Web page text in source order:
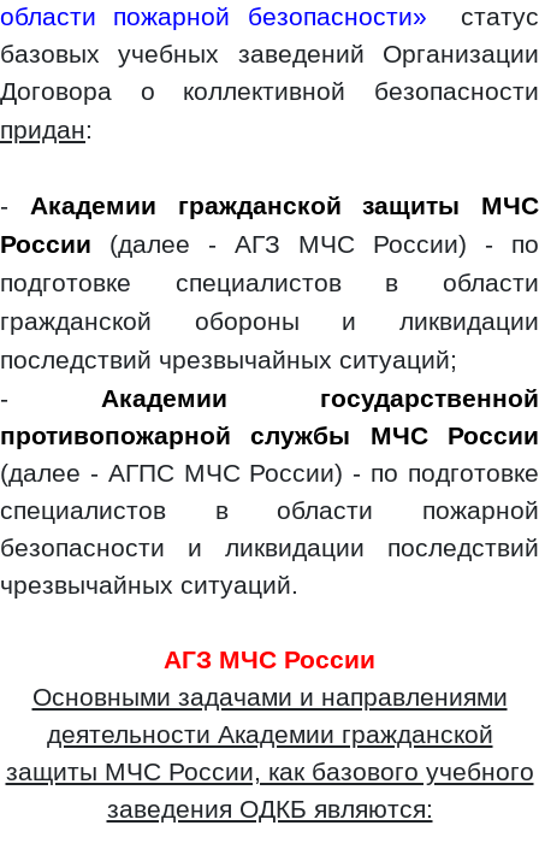
области пожарной безопасности» статус
базовых учебных заведений Организации
Договора о коллективной безопасности
придан:
- Академии гражданской защиты МЧС
России (далее - АГЗ МЧС России) - по
подготовке специалистов в области
гражданской обороны и ликвидации
последствий чрезвычайных ситуаций;
- Академии государственной
противопожарной службы МЧС России
(далее - АГПС МЧС России) - по подготовке
специалистов в области пожарной
безопасности и ликвидации последствий
чрезвычайных ситуаций.
АГЗ МЧС России
Основными задачами и направлениями
деятельности Академии гражданской
защиты МЧС России, как базового учебного
заведения ОДКБ являются: